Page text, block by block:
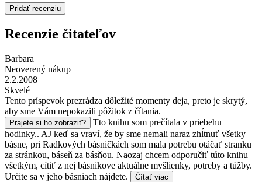
Pridať recenziu
Recenzie čitateľov
Barbara
Neoverený nákup
2.2.2008
Skvelé
Tento príspevok prezrádza dôležité momenty deja, preto je skrytý,
aby sme Vám nepokazili pôžitok z čítania.
Prajete si ho zobraziť?
Tto knihu som prečítala v priebehu
hodinky.. AJ keď sa vraví, že by sme nemali naraz zhĺtnuť všetky
básne, pri Radkových básničkách som mala potrebu otáčať stranku
za stránkou, báseň za básňou. Naozaj chcem odporučiť túto knihu
všetkým, cítiť z nej básnikove aktuálne myšlienky, potreby a túžby.
Určite sa v jeho básniach nájdete.
Čítať viac